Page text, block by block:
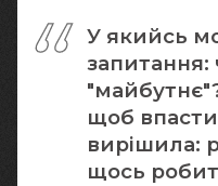
У якийсь
запитання:
щоб впасти
вирішила:
щось